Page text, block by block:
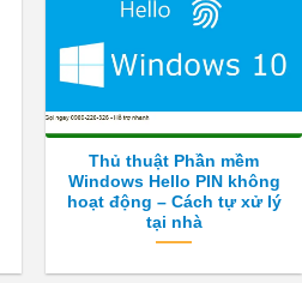
Thủ thuật Phần mềm
Windows Hello PIN không
hoạt động – Cách tự xử lý
tại nhà